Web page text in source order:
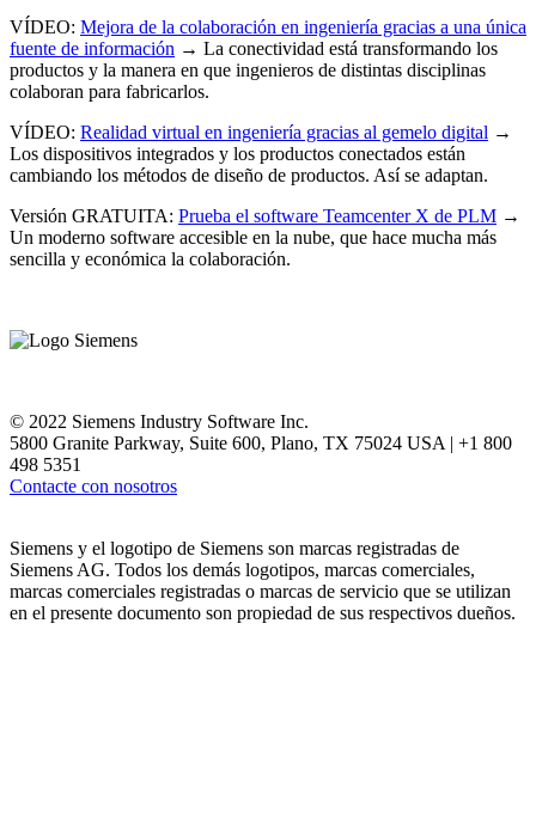
VÍDEO: Mejora de la colaboración en ingeniería gracias a una única
fuente de información → La conectividad está transformando los
productos y la manera en que ingenieros de distintas disciplinas
colaboran para fabricarlos.
VÍDEO: Realidad virtual en ingeniería gracias al gemelo digital →
Los dispositivos integrados y los productos conectados están
cambiando los métodos de diseño de productos. Así se adaptan.
Versión GRATUITA: Prueba el software Teamcenter X de PLM →
Un moderno software accesible en la nube, que hace mucha más
sencilla y económica la colaboración.
© 2022 Siemens Industry Software Inc.
5800 Granite Parkway, Suite 600, Plano, TX 75024 USA | +1 800
498 5351
Contacte con nosotros
Siemens y el logotipo de Siemens son marcas registradas de
Siemens AG. Todos los demás logotipos, marcas comerciales,
marcas comerciales registradas o marcas de servicio que se utilizan
en el presente documento son propiedad de sus respectivos dueños.